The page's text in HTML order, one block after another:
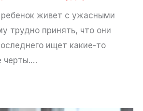
ребенок живет с ужасными
трудно принять, что они
ищет какие-то
черты.…